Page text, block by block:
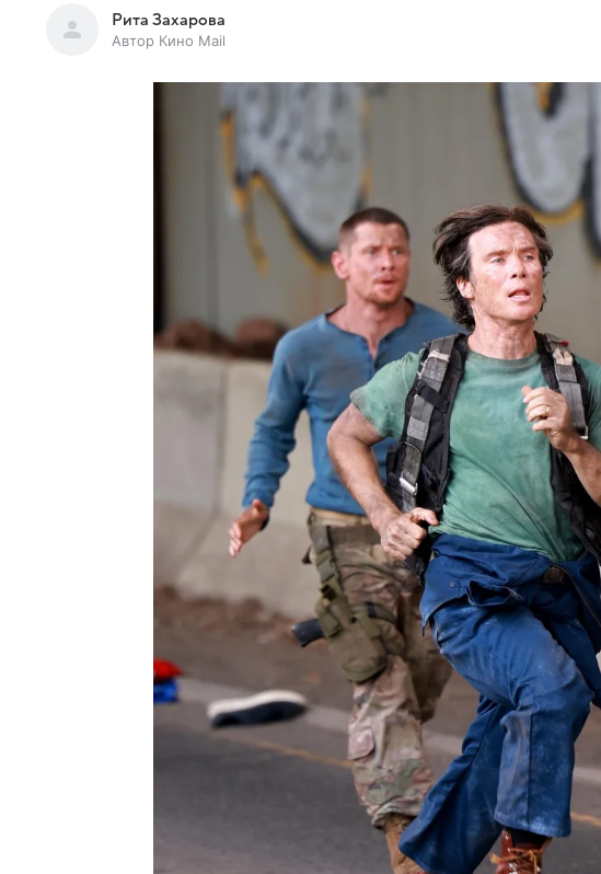
Рита Захарова
Автор Кино Mail